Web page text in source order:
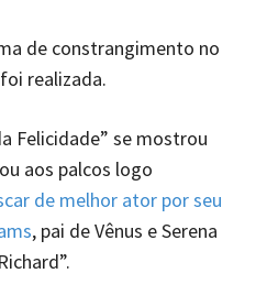
de constrangimento no
realizada.
Felicidade” se mostrou
aos palcos logo
de melhor ator por seu
, pai de Vênus e Serena